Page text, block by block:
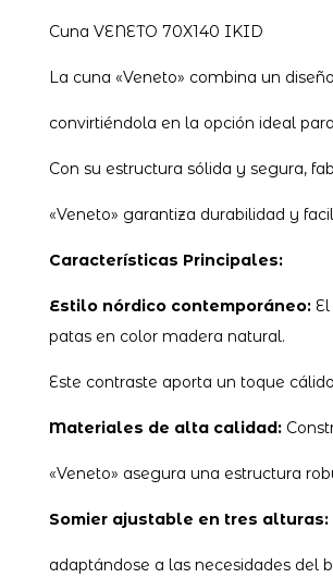
Cuna VENETO 70X140 IKID
La cuna «Veneto» combina un
convirtiéndola en la opción ideal
Con su estructura sólida y segura,
«Veneto» garantiza durabilidad y
Características Principales:
Estilo nórdico contemporáneo:
patas en color madera natural.
Este contraste aporta un toque
Materiales de alta calidad:
«Veneto» asegura una estructura
Somier ajustable en tres alturas:
adaptándose a las necesidades del